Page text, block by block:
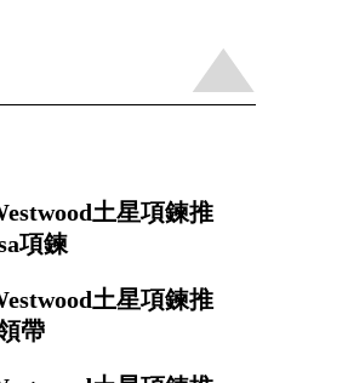
土星項鍊推
項鍊
土星項鍊推
帶